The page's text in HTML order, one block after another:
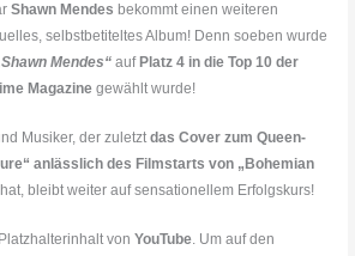
Shawn Mendes bekommt einen weiteren
selbstbetiteltes Album! Denn soeben wurde
Mendes“ auf Platz 4 in die Top 10 der
Magazine gewählt wurde!
Musiker, der zuletztdas Cover zum Queen-
anlässlich des Filmstarts von „Bohemian
bleibt weiter auf sensationellem Erfolgskurs!
vonYouTube. Um auf den